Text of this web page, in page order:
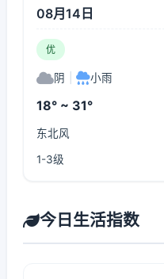
08月14日
优
阴 小雨
18° ~ 31°
东北风
1-3级
今日生活指数